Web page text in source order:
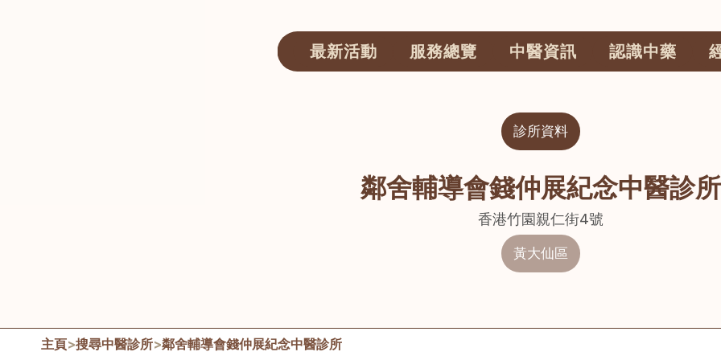
最新活動 服務總覽 中醫資訊 認識中藥
診所資料
鄰舍輔導會錢仲展紀念中醫診所
香港竹園親仁街4號
黃大仙區
主頁>搜尋中醫診所>鄰舍輔導會錢仲展紀念中醫診所